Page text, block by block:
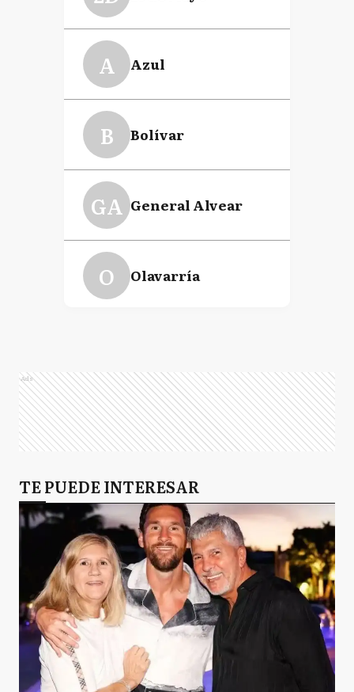
A Azul
B Bolívar
GA General Alvear
O Olavarría
S Saladillo
T Tapalqué
Ads
TE PUEDE INTERESAR